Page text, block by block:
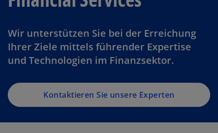
Wir unterstützen Sie bei der Erreichung
Ihrer Ziele mittels führender Expertise
und Technologien im Finanzsektor.
Kontaktieren Sie unsere Experten